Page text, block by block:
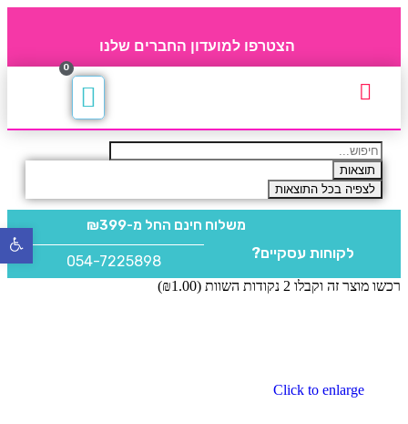
הצטרפו למועדון החברים שלנו
0
תוצאות
לצפיה בכל התוצאות
משלוח חינם החל מ-₪399
לקוחות עסקיים? 054-7225898
רכשו מוצר זה וקבלו 2 נקודות השוות ( ₪1.00
)
Click to enlarge
פתח